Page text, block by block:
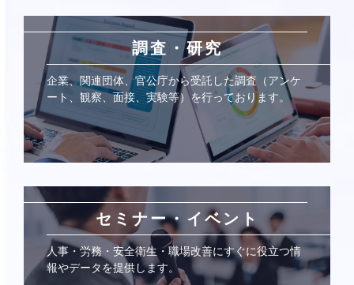
調査・研究
企業、関連団体、官公庁から受託した調査（アンケ
ート、観察、面接、実験等）を行っております。
セミナー・イベント
人事・労務・安全衛生・職場改善にすぐに役立つ情
報やデータを提供します。